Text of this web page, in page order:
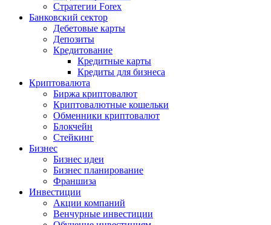
Стратегии Forex
Банковский сектор
Дебетовые карты
Депозиты
Кредитование
Кредитные карты
Кредиты для бизнеса
Криптовалюта
Биржа криптовалют
Криптовалютные кошельки
Обменники криптовалют
Блокчейн
Стейкинг
Бизнес
Бизнес идеи
Бизнес планирование
Франшиза
Инвестиции
Акции компаний
Венчурные инвестиции